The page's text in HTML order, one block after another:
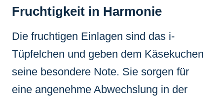
Fruchtigkeit in Harmonie
Die fruchtigen Einlagen sind das i-
Tüpfelchen und geben dem Käsekuchen
seine besondere Note. Sie sorgen für
eine angenehme Abwechslung in der